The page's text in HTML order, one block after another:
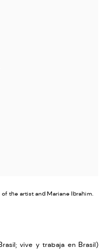
the artist and Mariane Ibrahim.
vive y trabaja en Brasil)